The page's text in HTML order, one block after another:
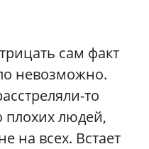
сам факт
невозможно.
то
плохих людей,
на всех. Встает